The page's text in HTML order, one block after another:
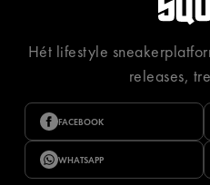
Hét lifestyle
releases,
FACEBOOK
WHATSAPP